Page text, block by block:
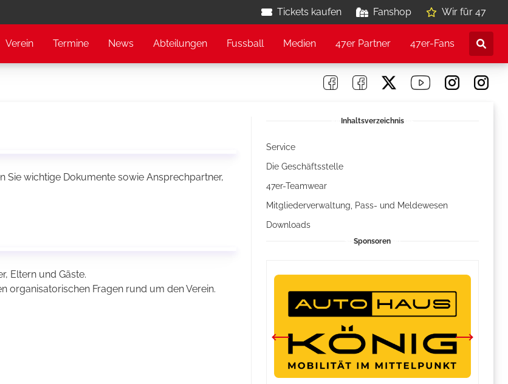
Tickets kaufen Fanshop Wir für 47
Verein Termine News Abteilungen Fussball Medien 47er Partner 47er-Fans
Sie wichtige Dokumente sowie Ansprechpartner,
Eltern und Gäste.
organisatorischen Fragen rund um den Verein.
Inhaltsverzeichnis
Service
Die Geschäftsstelle
47er-Teamwear
Mitgliederverwaltung, Pass- und Meldewesen
Downloads
Sponsoren